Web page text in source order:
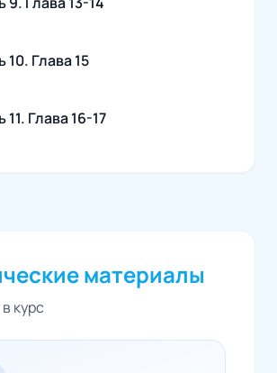
10. Глава 15
11. Глава 16-17
материалы
курс